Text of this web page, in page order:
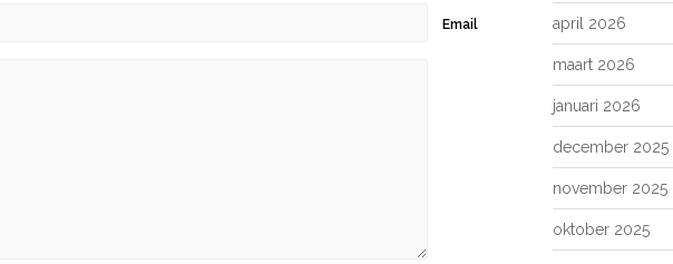
Email april 2026
maart 2026
januari 2026
december 2025
november 2025
oktober 2025